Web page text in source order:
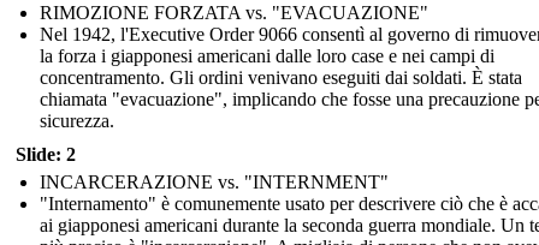
RIMOZIONE FORZATA vs. "EVACUAZIONE"
Nel 1942, l'Executive Order 9066 consentì al governo di
la forza i giapponesi americani dalle loro case e nei campi di
concentramento. Gli ordini venivano eseguiti dai soldati. È stata
chiamata "evacuazione", implicando che fosse una precauzione
sicurezza.
Slide: 2
INCARCERAZIONE vs. "INTERNMENT"
"Internamento" è comunemente usato per descrivere ciò che è
ai giapponesi americani durante la seconda guerra mondiale. Un